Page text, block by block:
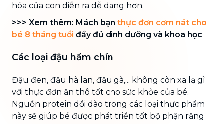
hóa của con diễn ra dễ dàng hơn.
>>> Xem thêm: Mách bạn thực đơn cơm nát cho
bé 8 tháng tuổi đầy đủ dinh dưỡng và khoa học
Các loại đậu hầm chín
Đậu đen, đậu hà lan, đậu gà,... không còn xa lạ gì
với thực đơn ăn thô tốt cho sức khỏe của bé.
Nguồn protein dồi dào trong các loại thực phẩm
này sẽ giúp bé được phát triển tốt bộ phận răng